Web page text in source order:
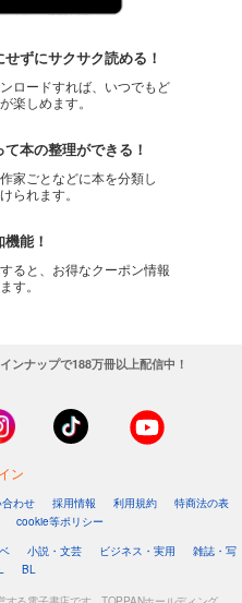
ずにサクサク読める！
ロードすれば、いつでもど
楽しめます。
本の整理ができる！
家ごとなどに本を分類し
られます。
能！
ると、お得なクーポン情報
す。
ンナップで188万冊以上配信中！
ン
わせ 採用情報 利用規約
特商法の表
cookie等ポリシー
小説・文芸 ビジネス・実用
雑誌・写
BL